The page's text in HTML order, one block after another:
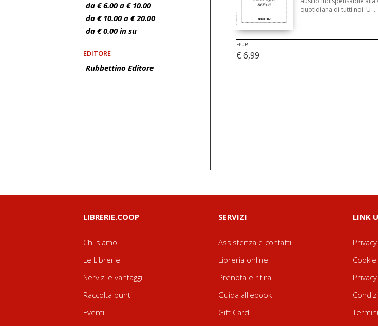
da € 6.00 a € 10.00
da € 10.00 a € 20.00
da € 0.00 in su
EDITORE
Rubbettino Editore
quotidiana di tutti noi. U ...
EPUB
€ 6,99
LIBRERIE.COOP
Chi siamo
Le Librerie
Servizi e vantaggi
Raccolta punti
Eventi
SERVIZI
Assistenza e contatti
Libreria online
Prenota e ritira
Guida all'ebook
Gift Card
LINK